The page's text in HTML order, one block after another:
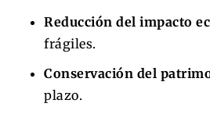
Reducción del impacto
frágiles.
Conservación del
plazo.